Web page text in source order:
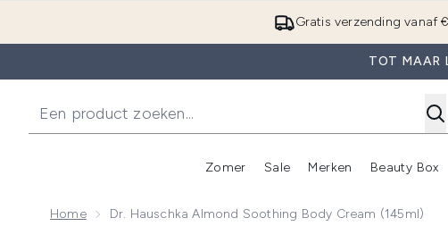
Gratis verzending vanaf
TOT MAAR
Zomer
Enter submenu (Zomer)
Sale
Enter submenu (Sale)
Merken Beauty Box
Home Dr. Hauschka Almond Soothing Body Cream (145ml)